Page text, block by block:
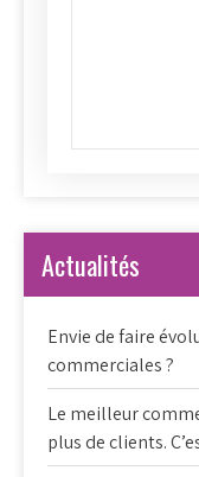
Actualités
Envie de faire
commerciales ?
Le meilleur
plus de clients.